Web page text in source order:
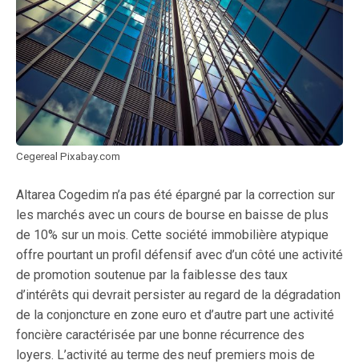
Cegereal Pixabay.com
Altarea Cogedim n’a pas été épargné par la correction sur
les marchés avec un cours de bourse en baisse de plus
de 10% sur un mois. Cette société immobilière atypique
offre pourtant un profil défensif avec d’un côté une activité
de promotion soutenue par la faiblesse des taux
d’intérêts qui devrait persister au regard de la dégradation
de la conjoncture en zone euro et d’autre part une activité
foncière caractérisée par une bonne récurrence des
loyers. L’activité au terme des neuf premiers mois de